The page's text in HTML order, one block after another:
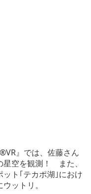
』では、佐藤さん
星空を観測！ また、
ト｢テカポ湖｣におけ
ットリ。